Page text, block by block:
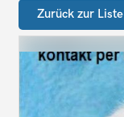
Zurück zur Liste